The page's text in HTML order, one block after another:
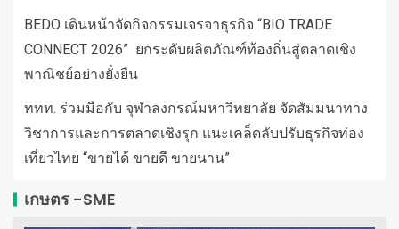
BEDO เดินหน้าจัดกิจกรรมเจรจาธุรกิจ “BIO TRADE
CONNECT 2026” ยกระดับผลิตภัณฑ์ท้องถิ่นสู่ตลาดเชิง
พาณิชย์อย่างยั่งยืน
ททท. ร่วมมือกับ จุฬาลงกรณ์มหาวิทยาลัย จัดสัมมนาทาง
วิชาการและการตลาดเชิงรุก แนะเคล็ดลับปรับธุรกิจท่อง
เที่ยวไทย “ขายได้ ขายดี ขายนาน”
เกษตร -SME